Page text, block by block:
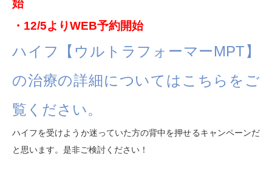
始
・12/5よりWEB予約開始
ハイフ【ウルトラフォーマーMPT】
の治療の詳細についてはこちらをご
覧ください。
ハイフを受けようか迷っていた方の背中を押せるキャンペーンだ
と思います。是非ご検討ください！